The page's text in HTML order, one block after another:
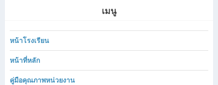
เมนู
หน้าโรงเรียน
หน้าที่หลัก
คู่มือคุณภาพหน่วยงาน